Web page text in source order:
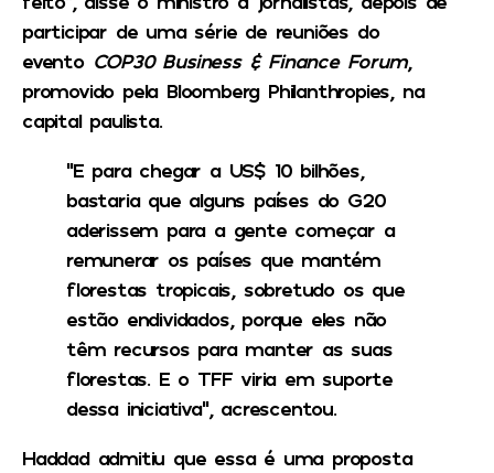
participar de uma série de reuniões do
evento COP30 Business & Finance Forum,
promovido pela Bloomberg Philanthropies, na
capital paulista.
“E para chegar a US$ 10 bilhões,
bastaria que alguns países do G20
aderissem para a gente começar a
remunerar os países que mantém
florestas tropicais, sobretudo os que
estão endividados, porque eles não
têm recursos para manter as suas
florestas. E o TFF viria em suporte
dessa iniciativa”, acrescentou.
Haddad admitiu que essa é uma proposta